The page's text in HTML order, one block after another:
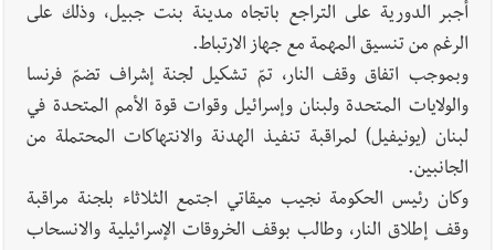
أجبر الدورية على التراجع باتجاه مدينة بنت جبيل، وذلك على
الرغم من تنسيق المهمة مع جهاز الارتباط.
وبموجب اتفاق وقف النار، تمّ تشكيل لجنة إشراف تضمّ فرنسا
والولايات المتحدة ولبنان وإسرائيل وقوات قوة الأمم المتحدة في
لبنان (يونيفيل) لمراقبة تنفيذ الهدنة والانتهاكات المحتملة من
الجانبين.
وكان رئيس الحكومة نجيب ميقاتي اجتمع الثلاثاء بلجنة مراقبة
وقف إطلاق النار، وطالب بوقف الخروقات الإسرائيلية والانسحاب